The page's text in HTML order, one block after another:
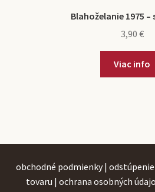
Blahoželanie 1975 –
3,90 €
Viac info
obchodné podmienky |
tovaru | ochrana osobných